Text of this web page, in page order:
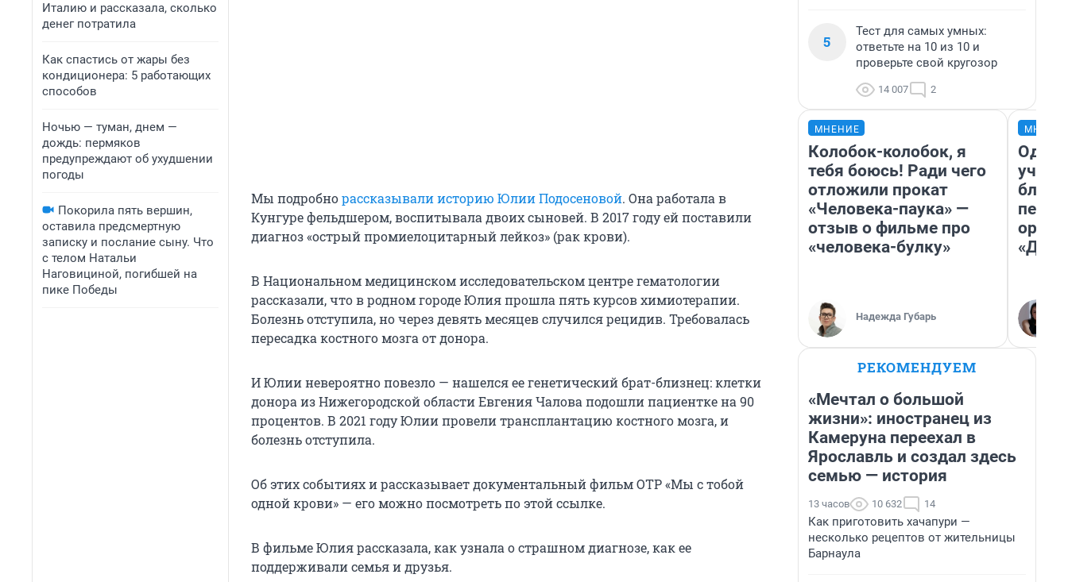
Италию и рассказала, сколько
денег потратила
Как спастись от жары без
кондиционера: 5 работающих
способов
Ночью — туман, днем —
дождь: пермяков
предупреждают об ухудшении
погоды
Покорила пять вершин,
оставила предсмертную
записку и послание сыну. Что
с телом Натальи
Наговициной, погибшей на
пике Победы
Мы подробнорассказывали историю Юлии Подосеновой. Она работала в
Кунгуре фельдшером, воспитывала двоих сыновей. В 2017 году ей поставили
диагноз «острый промиелоцитарный лейкоз» (рак крови).
В Национальном медицинском исследовательском центре гематологии
рассказали, что в родном городе Юлия прошла пять курсов химиотерапии.
Болезнь отступила, но через девять месяцев случился рецидив. Требовалась
пересадка костного мозга от донора.
И Юлии невероятно повезло — нашелся ее генетический брат-близнец: клетки
донора из Нижегородской области Евгения Чалова подошли пациентке на 90
процентов. В 2021 году Юлии провели трансплантацию костного мозга, и
болезнь отступила.
Об этих событиях и рассказывает документальный фильм ОТР «Мы с тобой
одной крови» — его можно посмотреть по этой ссылке.
В фильме Юлия рассказала, как узнала о страшном диагнозе, как ее
поддерживали семья и друзья.
5
Тест для самых умных:
ответьте на 10 из 10 и
проверьте свой кругозор
14 007 2
МНЕНИЕ
Колобок-колобок, я
тебя боюсь! Ради чего
отложили прокат
«Человека-паука» —
отзыв о фильме про
«человека-булку»
Надежда Губарь
Один
РЕКОМЕНДУЕМ
«Мечтал о большой
жизни»: иностранец из
Камеруна переехал в
Ярославль и создал здесь
семью — история
13 часов 10 632 14
Как приготовить хачапури —
несколько рецептов от жительницы
Барнаула